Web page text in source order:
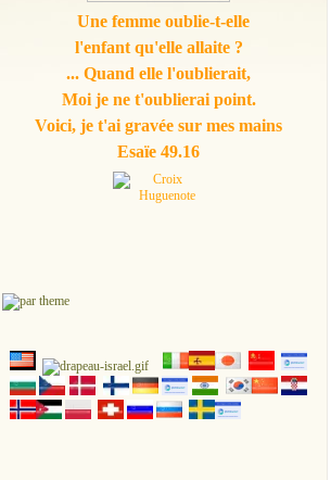
Une femme oublie-t-elle
l'enfant qu'elle allaite ?
... Quand elle l'oublierait,
Moi je ne t'oublierai point.
Voici, je t'ai gravée sur mes mains
Esaïe 49.16